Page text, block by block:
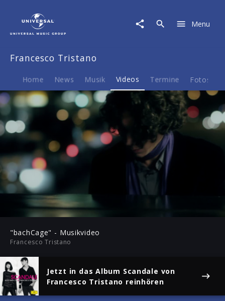
Video
"bachCage"
Musikvideo
Menu
Francesco Tristano
Home News Musik Videos Termine Fotos
"bachCage" - Musikvideo
Francesco Tristano
Jetzt in das Album Scandale von
Francesco Tristano reinhören